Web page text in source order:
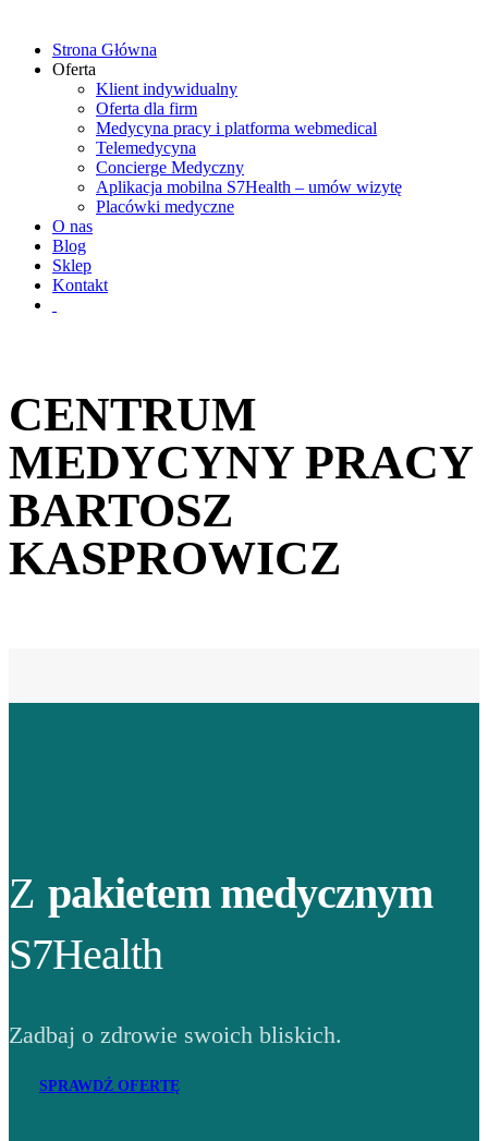
Strona Główna
Oferta
Klient indywidualny
Oferta dla firm
Medycyna pracy i platforma webmedical
Telemedycyna
Concierge Medyczny
Aplikacja mobilna S7Health – umów wizytę
Placówki medyczne
O nas
Blog
Sklep
Kontakt
CENTRUM
MEDYCYNY PRACY
BARTOSZ
KASPROWICZ
Z pakietem medycznym
S7Health
Zadbaj o zdrowie swoich bliskich.
SPRAWDŹ OFERTĘ